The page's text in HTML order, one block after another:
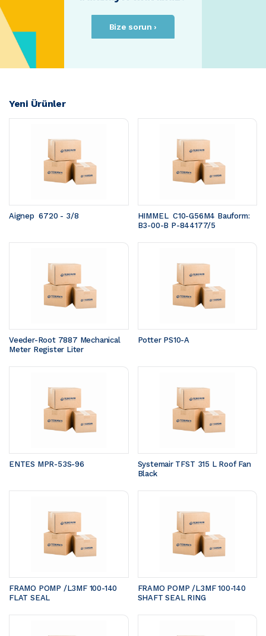
Bize sorun ›
Yeni Ürünler
Aignep  6720 - 3/8
HIMMEL  C10-G56M4 Bauform:
B3-00-B P-844177/5
Veeder-Root 7887 Mechanical
Meter Register Liter
Potter PS10-A
ENTES MPR-53S-96
Systemair TFST 315 L Roof Fan
Black
FRAMO POMP /L3MF 100-140
FLAT SEAL
FRAMO POMP /L3MF 100-140
SHAFT SEAL RING